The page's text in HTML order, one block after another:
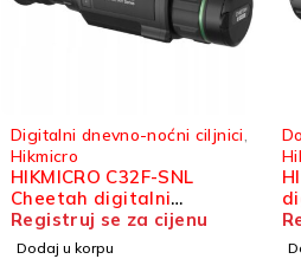
Dodaci za optičke ciljnike,
Hikmicro
HIKMICRO C32F Cheetah
digitalni dodatak za
optički ciljnik
Registruj se za cijenu
Dodaj u korpu